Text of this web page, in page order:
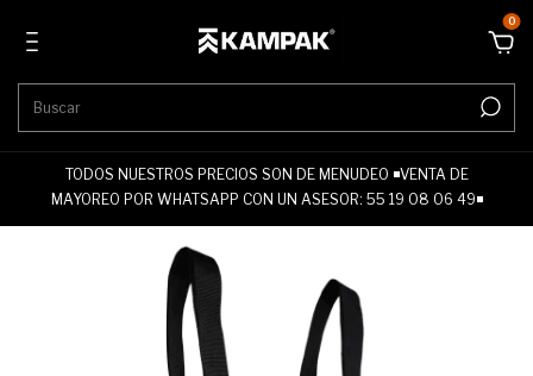
0
TODOS NUESTROS PRECIOS SON DE MENUDEO ◾VENTA DE
MAYOREO POR WHATSAPP CON UN ASESOR: 55 19 08 06 49◾